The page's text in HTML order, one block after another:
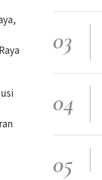
03
04
05